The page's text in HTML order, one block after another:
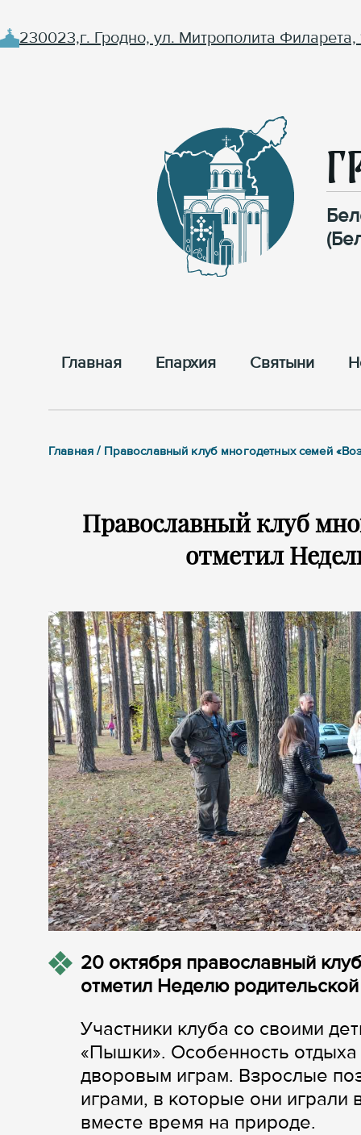
230023,г. Гродно, ул. Митрополита Филарета,
Главная Епархия Cвятыни
Главная / Православный клуб многодетных семей
Православный клуб
отметил
20 октября православный
отметил Неделю
Участники клуба со своими
«Пышки». Особенность
дворовым играм. Взрослые
играми, в которые они играли
вместе время на природе.